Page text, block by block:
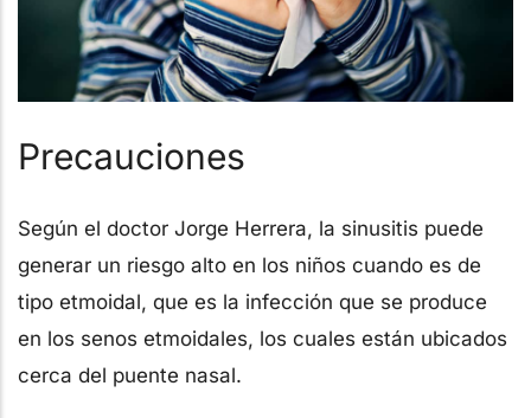
Precauciones
Según el doctor Jorge Herrera, la sinusitis puede
generar un riesgo alto en los niños cuando es de
tipo etmoidal, que es la infección que se produce
en los senos etmoidales, los cuales están ubicados
cerca del puente nasal.